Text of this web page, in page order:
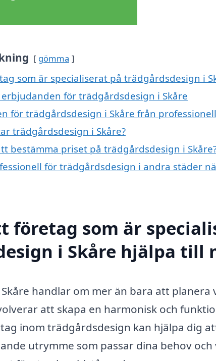
gömma
som är specialiserat på trädgårdsdesign i
för trädgårdsdesign i Skåre
för trädgårdsdesign i Skåre från
trädgårdsdesign i Skåre?
bestämma priset på trädgårdsdesign i
för trädgårdsdesign i andra städer
företag som är
i Skåre hjälpa till
handlar om mer än bara att planera
att skapa en harmonisk och
inom trädgårdsdesign kan hjälpa dig
utrymme som passar dina behov och